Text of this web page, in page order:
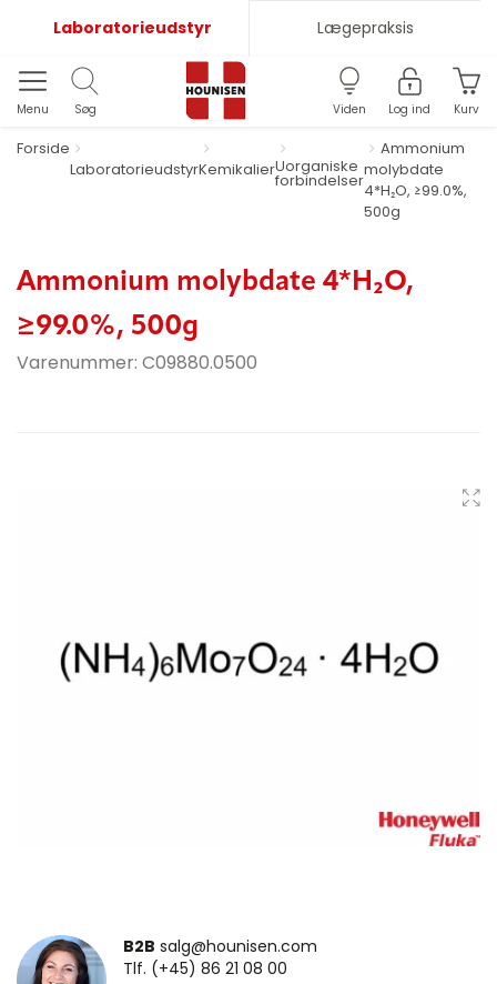
Laboratorieudstyr Lægepraksis
Menu Søg Viden Log ind Kurv
Forside
LaboratorieudstyrKemikalierUorganiske
forbindelser
Ammonium
molybdate
4*H₂O, ≥99.0%,
500g
Ammonium molybdate 4*H₂O,
≥99.0%, 500g
Varenummer: C09880.0500
B2B salg@hounisen.com
Tlf. (+45) 86 21 08 00